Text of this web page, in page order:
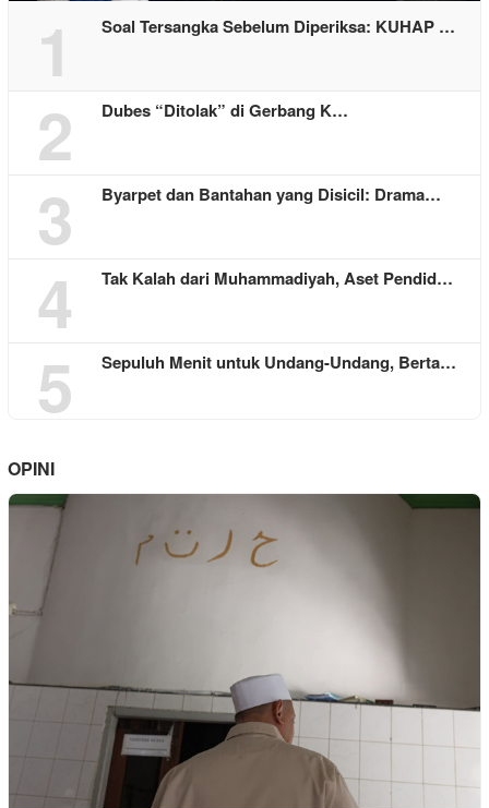
1 Soal Tersangka Sebelum Diperiksa: KUHAP …
2 Dubes “Ditolak” di Gerbang K…
3 Byarpet dan Bantahan yang Disicil: Drama…
4 Tak Kalah dari Muhammadiyah, Aset Pendid…
5 Sepuluh Menit untuk Undang-Undang, Berta…
OPINI